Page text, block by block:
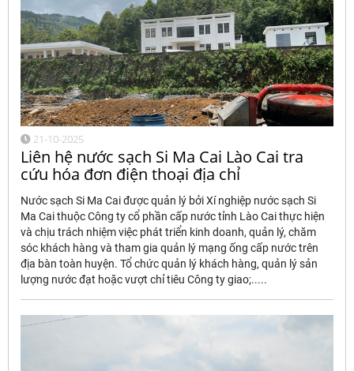
21-10-2025
Liên hệ nước sạch Si Ma Cai Lào Cai tra
cứu hóa đơn điện thoại địa chỉ
Nước sạch Si Ma Cai được quản lý bởi Xí nghiệp nước sạch Si
Ma Cai thuộc Công ty cổ phần cấp nước tỉnh Lào Cai thực hiện
và chịu trách nhiệm việc phát triển kinh doanh, quản lý, chăm
sóc khách hàng và tham gia quản lý mạng ống cấp nước trên
địa bàn toàn huyện. Tổ chức quản lý khách hàng, quản lý sản
lượng nước đạt hoặc vượt chỉ tiêu Công ty giao;.....